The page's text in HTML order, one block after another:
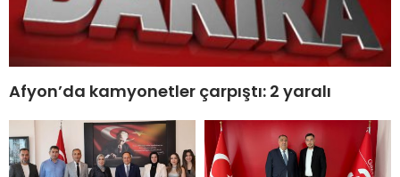
Afyon’da kamyonetler çarpıştı: 2 yaralı